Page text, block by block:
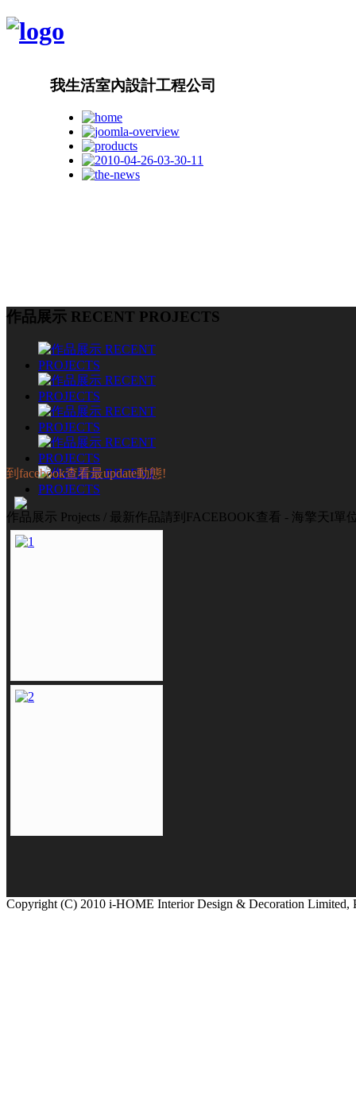
我生活室內設計工程公司
作品展示 RECENT PROJECTS
到facebook查看最update動態!
作品展示 Projects / 最新作品請到FACEBOOK查看 - 海擎天I單
Copyright (C) 2010 i-HOME Interior Design & Decoration Limited,